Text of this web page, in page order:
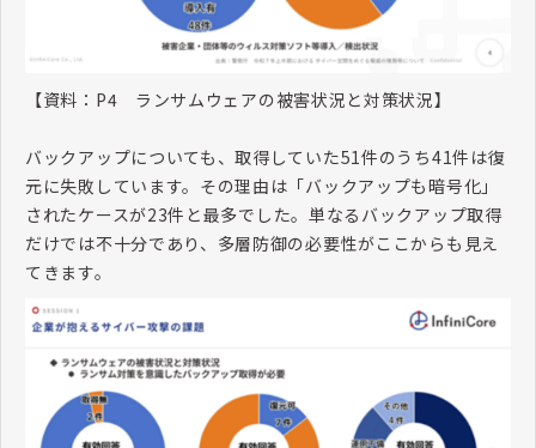
【資料： P4 ランサムウェアの被害状況と対策状況】
バックアップについても、取得していた51件のうち41件は復
元に失敗しています。その理由は「バックアップも暗号化」
されたケースが23件と最多でした。単なるバックアップ取得
だけでは不十分であり、多層防御の必要性がここからも見え
てきます。